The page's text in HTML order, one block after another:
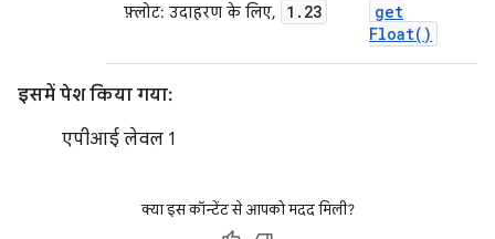
फ़्लोट: उदाहरण के लिए, 1 . 23
get
Float( )
इसमें पेश किया गया:
एपीआई लेवल 1
क्या इस कॉन्टेंट से आपको मदद मिली?